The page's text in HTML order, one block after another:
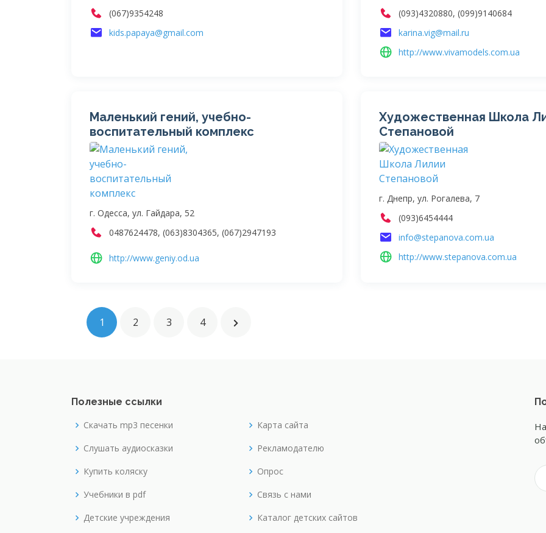
(067)9354248
kids.papaya@gmail.com
(093)4320880, (099)9140684
karina.vig@mail.ru
http://www.vivamodels.com.ua
Маленький гений, учебно-
воспитательный комплекс
г. Одесса, ул. Гайдара, 52
0487624478, (063)8304365, (067)2947193
http://www.geniy.od.ua
Художественная Школа
Степановой
г. Днепр, ул. Рогалева, 7
(093)6454444
info@stepanova.com.ua
http://www.stepanova.com.ua
1 2 3 4
Полезные ссылки
Скачать mp3 песенки
Слушать аудиосказки
Купить коляску
Учебники в pdf
Детские учреждения
Карта сайта
Рекламодателю
Опрос
Связь с нами
Каталог детских сайтов